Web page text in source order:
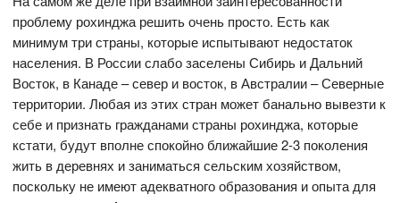
проблему рохинджа решить очень просто. Есть как
минимум три страны, которые испытывают недостаток
населения. В России слабо заселены Сибирь и Дальний
Восток, в Канаде – север и восток, в Австралии – Северные
территории. Любая из этих стран может банально вывезти к
себе и признать гражданами страны рохинджа, которые
кстати, будут вполне спокойно ближайшие 2-3 поколения
жить в деревнях и заниматься сельским хозяйством,
поскольку не имеют адекватного образования и опыта для